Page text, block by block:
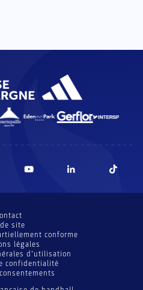
site
conforme
légales
d’utilisation
confidentialité